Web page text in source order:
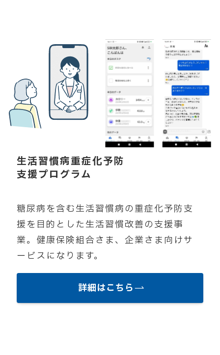
生活習慣病重症化予防
支援プログラム
糖尿病を含む生活習慣病の重症化予防支
援を目的とした生活習慣改善の支援事
業。健康保険組合さま、企業さま向けサ
ービスになります。
詳細はこちら